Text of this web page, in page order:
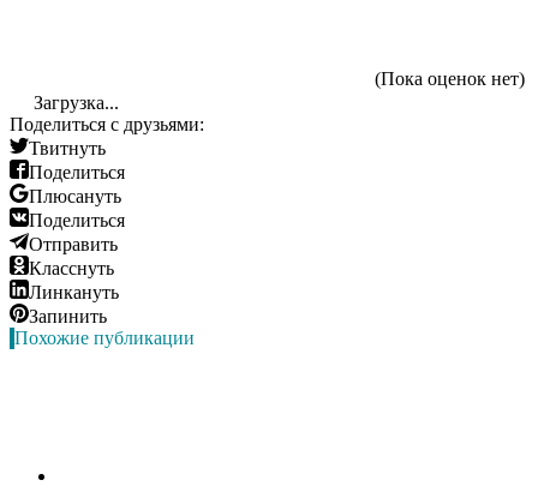
(Пока оценок нет)
Загрузка...
Поделиться с друзьями:
Твитнуть
Поделиться
Плюсануть
Поделиться
Отправить
Класснуть
Линкануть
Запинить
Похожие публикации